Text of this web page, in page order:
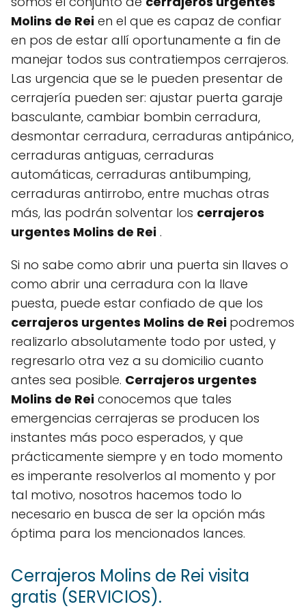
Molins de Rei en el que es capaz de confiar
en pos de estar allí oportunamente a fin de
manejar todos sus contratiempos cerrajeros.
Las urgencia que se le pueden presentar de
cerrajería pueden ser: ajustar puerta garaje
basculante, cambiar bombin cerradura,
desmontar cerradura, cerraduras antipánico,
cerraduras antiguas, cerraduras
automáticas, cerraduras antibumping,
cerraduras antirrobo, entre muchas otras
más, las podrán solventar los cerrajeros
urgentes Molins de Rei .
Si no sabe como abrir una puerta sin llaves o
como abrir una cerradura con la llave
puesta, puede estar confiado de que los
cerrajeros urgentes Molins de Rei podremos
realizarlo absolutamente todo por usted, y
regresarlo otra vez a su domicilio cuanto
antes sea posible. Cerrajeros urgentes
Molins de Rei conocemos que tales
emergencias cerrajeras se producen los
instantes más poco esperados, y que
prácticamente siempre y en todo momento
es imperante resolverlos al momento y por
tal motivo, nosotros hacemos todo lo
necesario en busca de ser la opción más
óptima para los mencionados lances.
Cerrajeros Molins de Rei visita
gratis (SERVICIOS).